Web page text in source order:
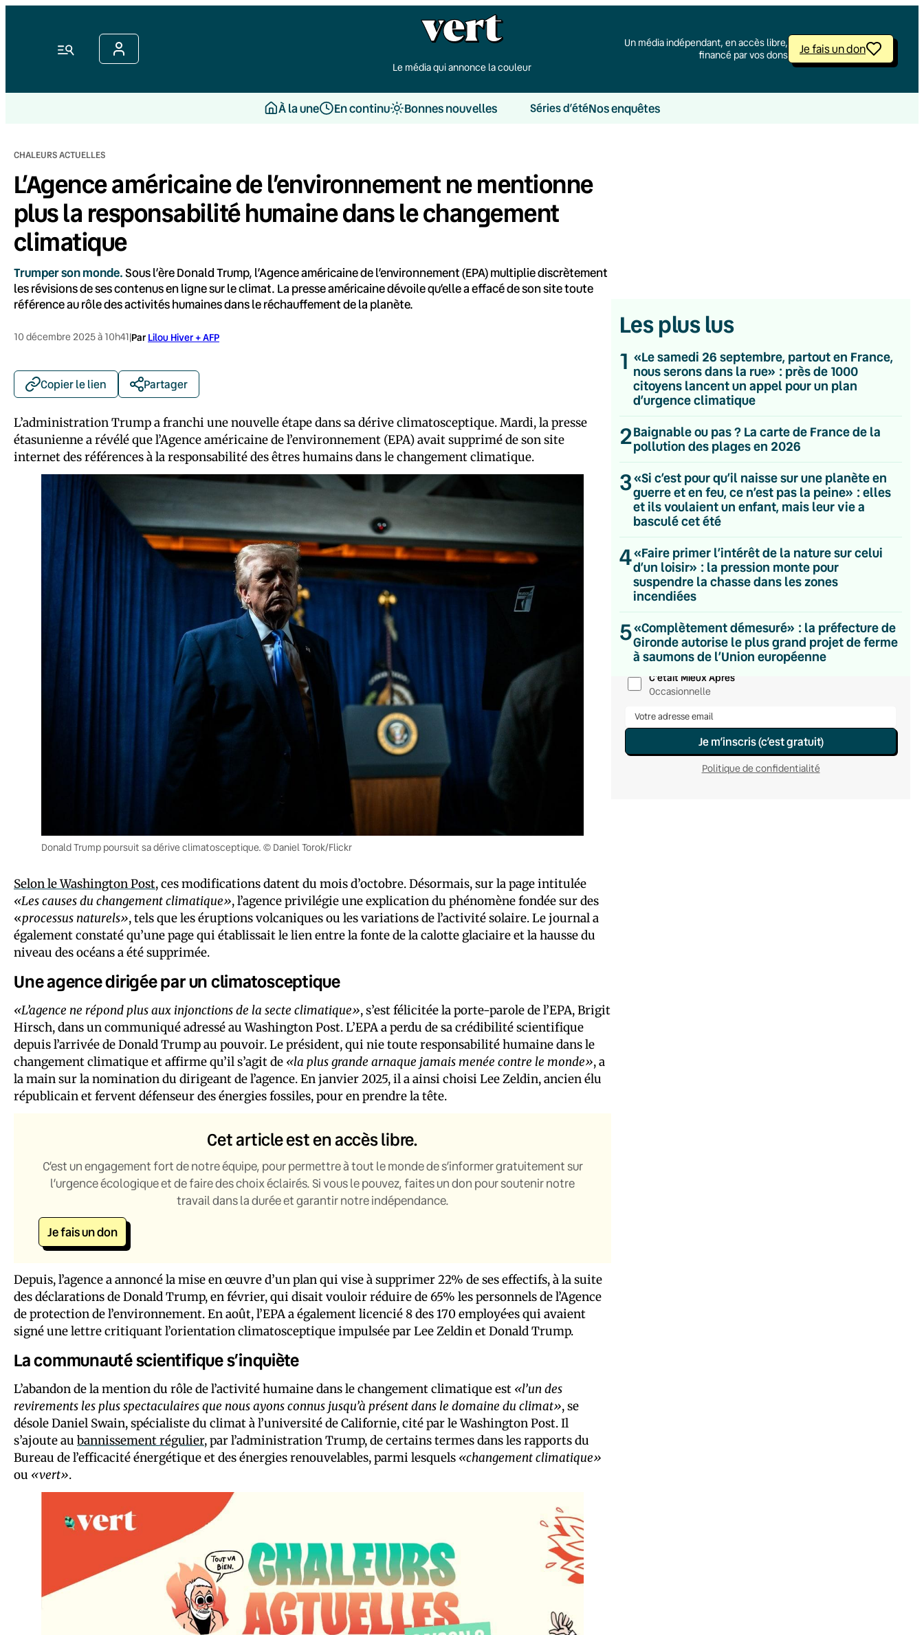
Menu
Le média qui annonce la couleur
Un média indépendant, en accès libre,
financé par vos dons
Je fais un don
À la une En continu Bonnes nouvelles Séries d’étéNos enquêtes
CHALEURS ACTUELLES
L’Agence américaine de l’environnement ne mentionne
plus la responsabilité humaine dans le changement
climatique
Trumper son monde.Sous l’ère Donald Trump, l’Agence américaine de l’environnement (EPA) multiplie discrètement
les révisions de ses contenus en ligne sur le climat. La presse américaine dévoile qu’elle a effacé de son site toute
référence au rôle des activités humaines dans le réchauffement de la planète.
10 décembre 2025 à 10h41|Par Lilou Hiver + AFP
Copier le lien Partager
L’administration Trump a franchi une nouvelle étape dans sa dérive climatosceptique. Mardi, la presse
étasunienne a révélé que l’Agence américaine de l’environnement (EPA) avait supprimé de son site
internet des références à la responsabilité des êtres humains dans le changement climatique.
Donald Trump poursuit sa dérive climatosceptique. © Daniel Torok/Flickr
Selon le Washington Post, ces modifications datent du mois d’octobre. Désormais, sur la page intitulée
«Les causes du changement climatique», l’agence privilégie une explication du phénomène fondée sur des
«processus naturels», tels que les éruptions volcaniques ou les variations de l’activité solaire. Le journal a
également constaté qu’une page qui établissait le lien entre la fonte de la calotte glaciaire et la hausse du
niveau des océans a été supprimée.
Une agence dirigée par un climatosceptique
«L’agence ne répond plus aux injonctions de la secte climatique», s’est félicitée la porte-parole de l’EPA, Brigit
Hirsch, dans un communiqué adressé au Washington Post. L’EPA a perdu de sa crédibilité scientifique
depuis l’arrivée de Donald Trump au pouvoir. Le président, qui nie toute responsabilité humaine dans le
changement climatique et affirme qu’il s’agit de «la plus grande arnaque jamais menée contre le monde», a
la main sur la nomination du dirigeant de l’agence. En janvier 2025, il a ainsi choisi Lee Zeldin, ancien élu
républicain et fervent défenseur des énergies fossiles, pour en prendre la tête.
Cet article est en accès libre.
C’est un engagement fort de notre équipe, pour permettre à tout le monde de s’informer gratuitement sur
l’urgence écologique et de faire des choix éclairés. Si vous le pouvez, faites un don pour soutenir notre
travail dans la durée et garantir notre indépendance.
Je fais un don
Depuis, l’agence a annoncé la mise en œuvre d’un plan qui vise à supprimer 22% de ses effectifs, à la suite
des déclarations de Donald Trump, en février, qui disait vouloir réduire de 65% les personnels de l’Agence
de protection de l’environnement. En août, l’EPA a également licencié 8 des 170 employé·es qui avaient
signé une lettre critiquant l’orientation climatosceptique impulsée par Lee Zeldin et Donald Trump.
La communauté scientifique s’inquiète
L’abandon de la mention du rôle de l’activité humaine dans le changement climatique est «l’un des
revirements les plus spectaculaires que nous ayons connus jusqu’à présent dans le domaine du climat», se
désole Daniel Swain, spécialiste du climat à l’université de Californie, cité par le Washington Post. Il
s’ajoute au bannissement régulier, par l’administration Trump, de certains termes dans les rapports du
Bureau de l’efficacité énergétique et des énergies renouvelables, parmi lesquels «changement climatique»
ou «vert».
Les plus lus
1 «Le samedi 26 septembre, partout en France,
nous serons dans la rue» : près de 1000
citoyens lancent un appel pour un plan
d’urgence climatique
2Baignable ou pas ? La carte de France de la
pollution des plages en 2026
3«Si c’est pour qu’il naisse sur une planète en
guerre et en feu, ce n’est pas la peine» : elles
et ils voulaient un enfant, mais leur vie a
basculé cet été
4«Faire primer l’intérêt de la nature sur celui
d’un loisir» : la pression monte pour
suspendre la chasse dans les zones
incendiées
5«Complètement démesuré» : la préfecture de
Gironde autorise le plus grand projet de ferme
à saumons de l’Union européenne
💌 Inscrivez-vous à nos newsletters
Quotidienne
Du lundi au vendredi
Hebdomadaire
Le samedi
Chaleurs Actuelles
Une fois par mois
C’était Mieux Après
Occasionnelle
Je m’inscris (c’est gratuit)
Politique de confidentialité